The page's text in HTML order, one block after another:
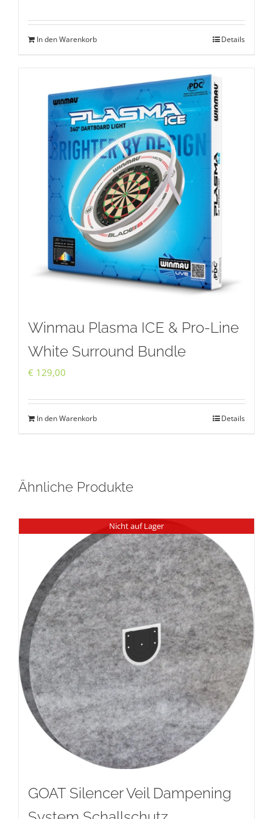
war:
ist:
In den Warenkorb Details
Winmau Plasma ICE & Pro-Line
White Surround Bundle
€ 129,00
In den Warenkorb Details
Ähnliche Produkte
Nicht auf Lager
GOAT Silencer Veil Dampening